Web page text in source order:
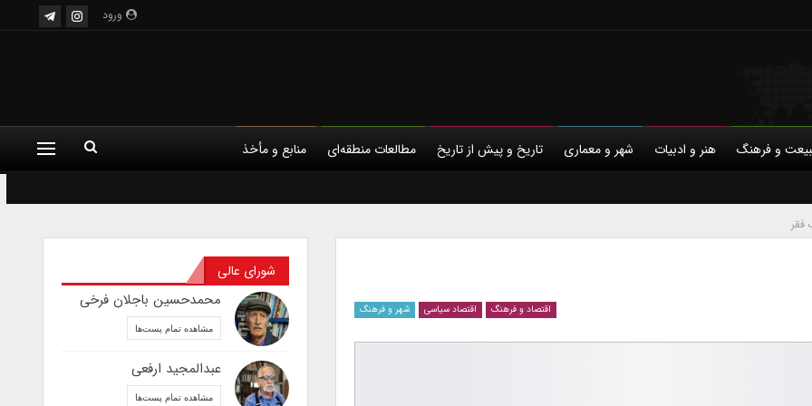
ورود
و فرهنگ هنر و ادبیات شهر و معماری تاریخ و پیش از تاریخ مطالعات منطقه‌ای منابع و مأخذ
اقتصاد و فرهنگ اقتصاد سیاسی شهر و فرهنگ
شورای عالی
محمدحسین باجلان فرخی
مشاهده تمام پست‌ها
عبدالمجید ارفعی
مشاهده تمام پست‌ها